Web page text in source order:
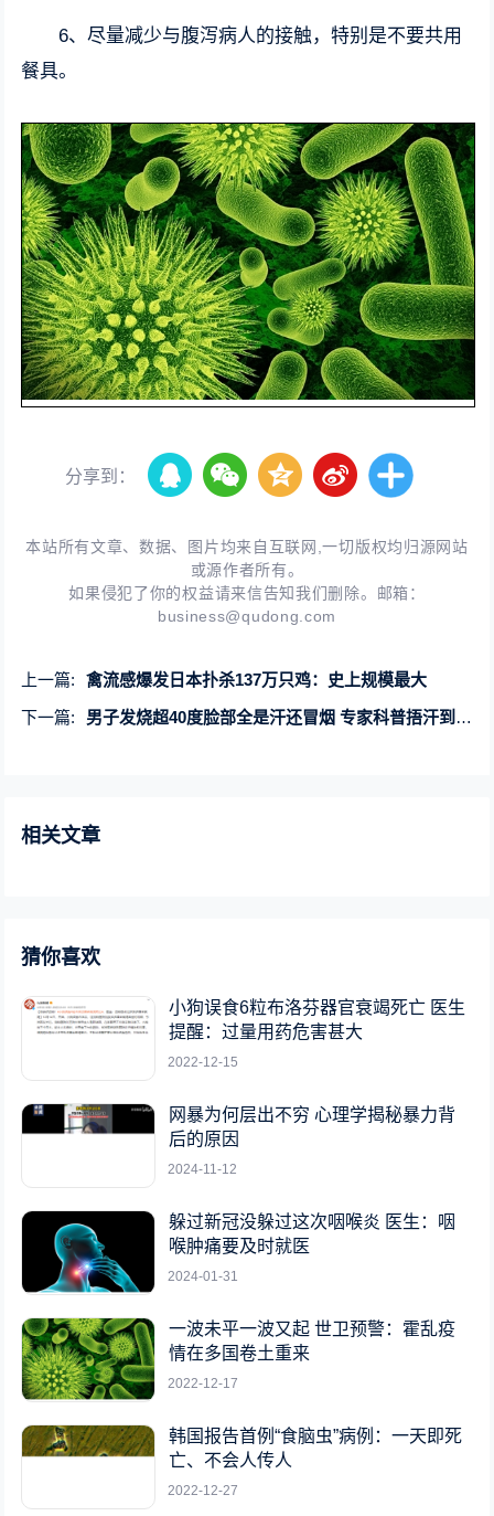
6、尽量减少与腹泻病人的接触，特别是不要共用
餐具。
分享到：
本站所有文章、数据、图片均来自互联网,一切版权均归源网站
或源作者所有。
如果侵犯了你的权益请来信告知我们删除。邮箱：
business@qudong.com
上一篇:
禽流感爆发日本扑杀137万只鸡：史上规模最大
下一篇:
男子发烧超40度脸部全是汗还冒烟 专家科普捂汗到底何时适用
相关文章
猜你喜欢
小狗误食6粒布洛芬器官衰竭死亡 医生
提醒：过量用药危害甚大
2022-12-15
网暴为何层出不穷 心理学揭秘暴力背
后的原因
2024-11-12
躲过新冠没躲过这次咽喉炎 医生：咽
喉肿痛要及时就医
2024-01-31
一波未平一波又起 世卫预警：霍乱疫
情在多国卷土重来
2022-12-17
韩国报告首例“食脑虫”病例：一天即死
亡、不会人传人
2022-12-27